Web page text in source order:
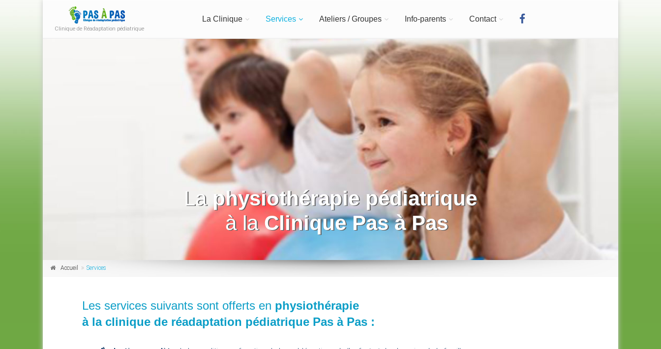
Clinique de Réadaptation pédiatrique
La Clinique Services Ateliers / Groupes Info-parents Contact
La physiothérapie pédiatrique
à laClinique Pas à Pas
Accueil Services
Les services suivants sont offerts en physiothérapie
à la clinique de réadaptation pédiatrique Pas à Pas :